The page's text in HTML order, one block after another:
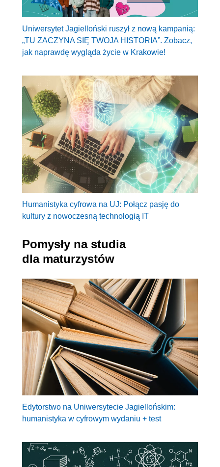
Uniwersytet Jagielloński ruszył z nową kampanią:
„TU ZACZYNA SIĘ TWOJA HISTORIA”. Zobacz,
jak naprawdę wygląda życie w Krakowie!
Humanistyka cyfrowa na UJ: Połącz pasję do
kultury z nowoczesną technologią IT
Pomysły na studia
dla maturzystów
Edytorstwo na Uniwersytecie Jagiellońskim:
humanistyka w cyfrowym wydaniu + test